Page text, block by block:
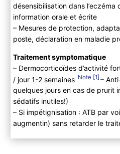
désensibilisation dans
information orale et écrite
– Mesures de protection,
poste, déclaration en maladie
Traitement symptomatique
– Dermocorticoïdes d’activité
/ jour 1-2 semaines
1 –
quelques jours en cas de prurit
sédatifs inutiles!)
– Si impétignisation : ATB par
augmentin) sans retarder le